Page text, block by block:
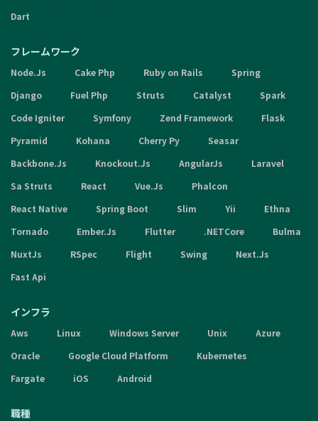
Dart
フレームワーク
Node.Js Cake Php Ruby on Rails
Spring
Django
Fuel Php Struts Catalyst
Spark
Code Igniter
Symfony Zend Framework
Flask
Pyramid
Kohana Cherry Py
Seasar
Backbone.Js
Knockout.Js AngularJs
Laravel
Sa Struts
React Vue.Js
Phalcon
React Native
Spring Boot Slim Yii
Ethna
Tornado
Ember.Js Flutter .NETCore
Bulma
NuxtJs
RSpec Flight Swing
Next.Js
Fast Api
インフラ
Aws Linux Windows Server Unix
Azure
Oracle
Google Cloud Platform
Kubernetes
Fargate
iOS Android
職種